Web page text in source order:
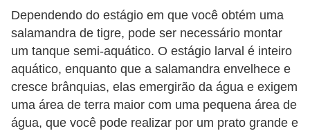
Dependendo do estágio em que você obtém uma
salamandra de tigre, pode ser necessário montar
um tanque semi-aquático. O estágio larval é inteiro
aquático, enquanto que a salamandra envelhece e
cresce brânquias, elas emergirão da água e exigem
uma área de terra maior com uma pequena área de
água, que você pode realizar por um prato grande e
s
R
é
p
t
e